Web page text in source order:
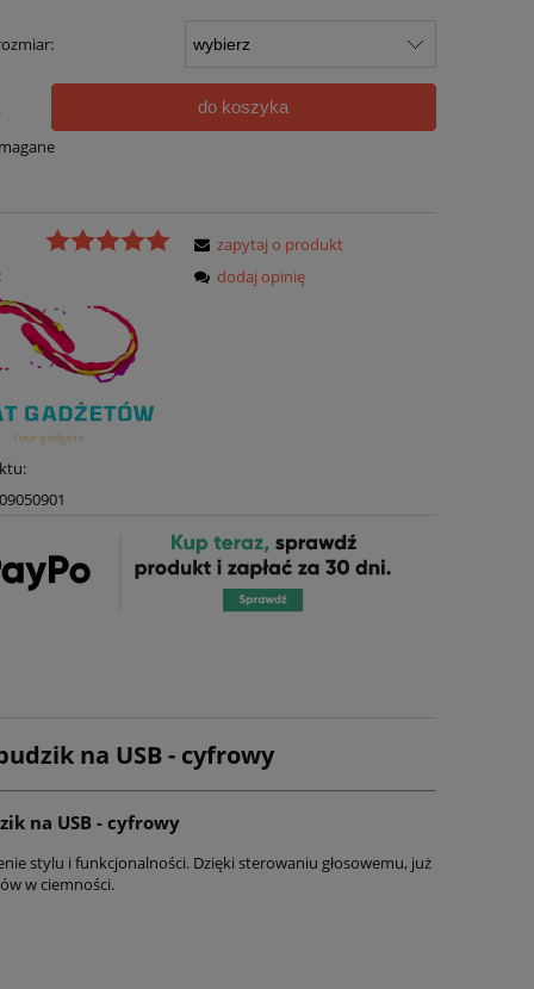
do koszyka
zapytaj o produkt
dodaj opinię
na USB - cyfrowy
na USB - cyfrowy
stylu i funkcjonalności. Dzięki sterowaniu głosowemu, już
w ciemności.